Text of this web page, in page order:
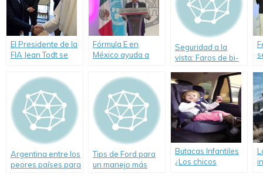
El Presidente de la
FIA Jean Todt se
Francisco para
destacar el desafío
de la seguridad vial
global infantil.
Fórmula E en
México ayuda a
sobre Seguridad
Vial
Seguridad a la
vista: Faros de bi-
direccionales.
Argentina entre los
peores países para
Tips de Ford para
un manejo más
Butacas Infantiles
¿Los chicos